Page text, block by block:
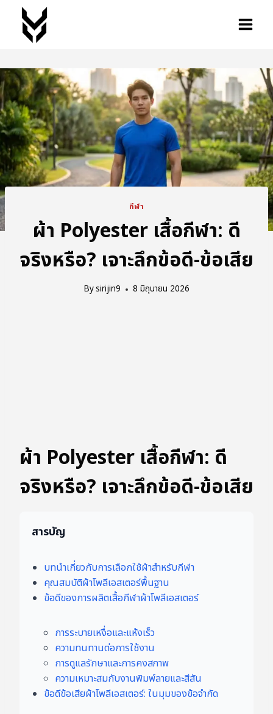
กีฬา
ผ้า Polyester เสื้อกีฬา: ดี
จริงหรือ? เจาะลึกข้อดี-ข้อเสีย
Bysirijin9 8 มิถุนายน 2026
ผ้า Polyester เสื้อกีฬา: ดี
จริงหรือ? เจาะลึกข้อดี-ข้อเสีย
สารบัญ
บทนำเกี่ยวกับการเลือกใช้ผ้าสำหรับกีฬา
คุณสมบัติผ้าโพลีเอสเตอร์พื้นฐาน
ข้อดีของการผลิตเสื้อกีฬาผ้าโพลีเอสเตอร์
การระบายเหงื่อและแห้งเร็ว
ความทนทานต่อการใช้งาน
การดูแลรักษาและการคงสภาพ
ความเหมาะสมกับงานพิมพ์ลายและสีสัน
ข้อดีข้อเสียผ้าโพลีเอสเตอร์: ในมุมของข้อจำกัด